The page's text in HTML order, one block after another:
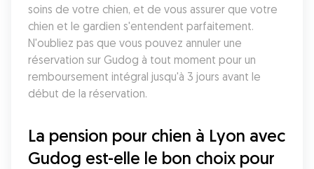
soins de votre chien, et de vous assurer que votre
chien et le gardien s'entendent parfaitement.
N'oubliez pas que vous pouvez annuler une
réservation sur Gudog à tout moment pour un
remboursement intégral jusqu'à 3 jours avant le
début de la réservation.
La pension pour chien à Lyon avec
Gudog est-elle le bon choix pour